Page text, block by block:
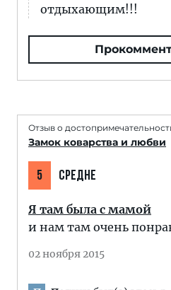
отдыхающим!!!
Отзыв о
Замок коварства и любви
5 СРЕДНЕ
Я там была с мамой
и нам там очень
02 ноября 2015